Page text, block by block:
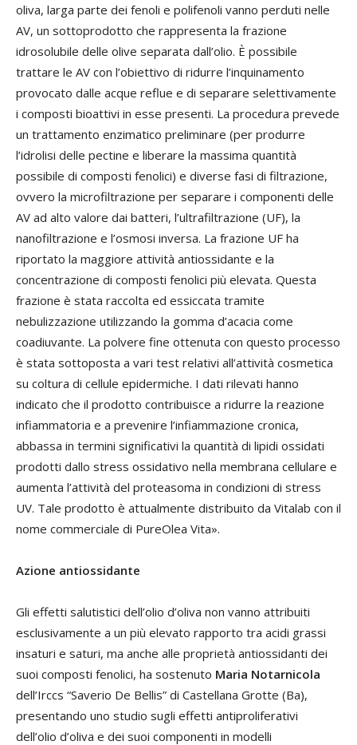
oliva, larga parte dei fenoli e polifenoli vanno perduti nelle
AV, un sottoprodotto che rappresenta la frazione
idrosolubile delle olive separata dall’olio. È possibile
trattare le AV con l’obiettivo di ridurre l’inquinamento
provocato dalle acque reflue e di separare selettivamente
i composti bioattivi in esse presenti. La procedura prevede
un trattamento enzimatico preliminare (per produrre
l’idrolisi delle pectine e liberare la massima quantità
possibile di composti fenolici) e diverse fasi di filtrazione,
ovvero la microfiltrazione per separare i componenti delle
AV ad alto valore dai batteri, l’ultrafiltrazione (UF), la
nanofiltrazione e l’osmosi inversa. La frazione UF ha
riportato la maggiore attività antiossidante e la
concentrazione di composti fenolici più elevata. Questa
frazione è stata raccolta ed essiccata tramite
nebulizzazione utilizzando la gomma d’acacia come
coadiuvante. La polvere fine ottenuta con questo processo
è stata sottoposta a vari test relativi all’attività cosmetica
su coltura di cellule epidermiche. I dati rilevati hanno
indicato che il prodotto contribuisce a ridurre la reazione
infiammatoria e a prevenire l’infiammazione cronica,
abbassa in termini significativi la quantità di lipidi ossidati
prodotti dallo stress ossidativo nella membrana cellulare e
aumenta l’attività del proteasoma in condizioni di stress
UV. Tale prodotto è attualmente distribuito da Vitalab con il
nome commerciale di PureOlea Vita».
Azione antiossidante
Gli effetti salutistici dell’olio d’oliva non vanno attribuiti
esclusivamente a un più elevato rapporto tra acidi grassi
insaturi e saturi, ma anche alle proprietà antiossidanti dei
suoi composti fenolici, ha sostenuto Maria Notarnicola
dell’Irccs “Saverio De Bellis” di Castellana Grotte (Ba),
presentando uno studio sugli effetti antiproliferativi
dell’olio d’oliva e dei suoi componenti in modelli